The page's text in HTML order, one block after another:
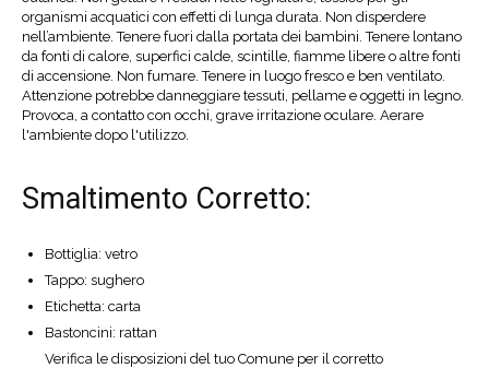
organismi acquatici con effetti di lunga durata. Non disperdere
nell’ambiente. Tenere fuori dalla portata dei bambini. Tenere lontano
da fonti di calore, superfici calde, scintille, fiamme libere o altre fonti
di accensione. Non fumare. Tenere in luogo fresco e ben ventilato.
Attenzione potrebbe danneggiare tessuti, pellame e oggetti in legno.
Provoca, a contatto con occhi, grave irritazione oculare. Aerare
l'ambiente dopo l'utilizzo.
Smaltimento Corretto:
Bottiglia: vetro
Tappo: sughero
Etichetta: carta
Bastoncini: rattan
Verifica le disposizioni del tuo Comune per il corretto